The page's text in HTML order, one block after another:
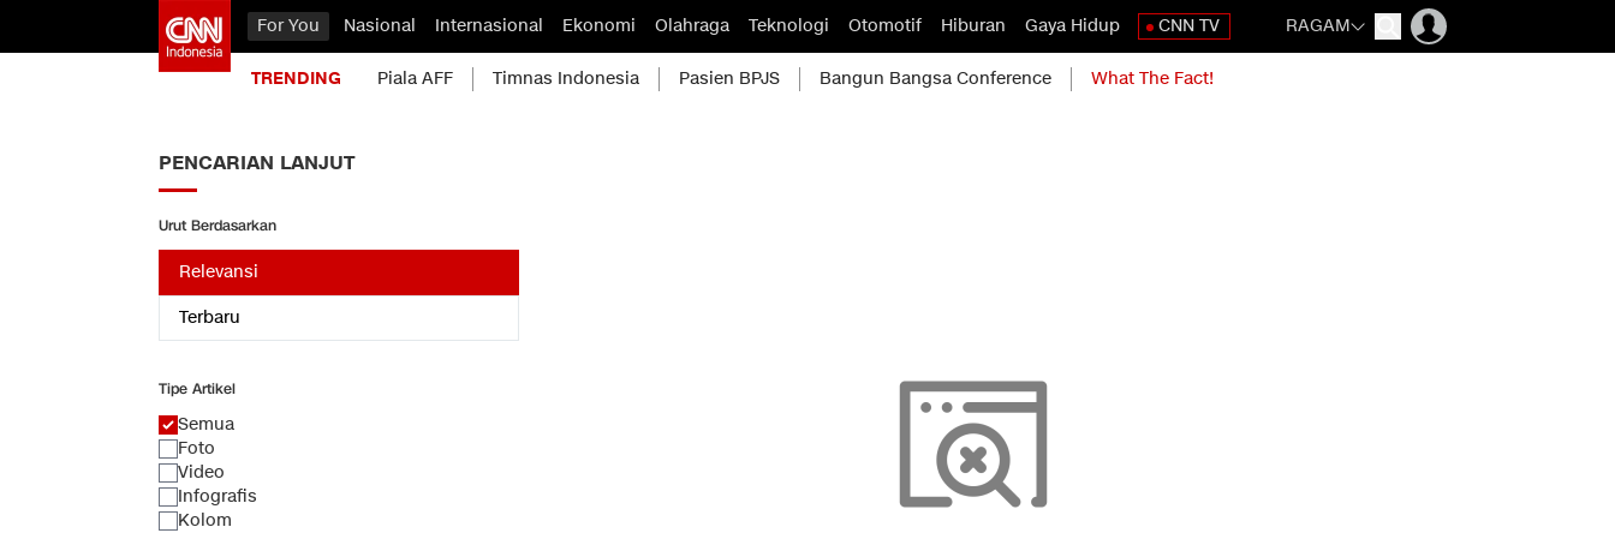
For You Nasional Internasional Ekonomi Olahraga Teknologi Otomotif Hiburan Gaya Hidup CNN TV RAGAM
TRENDING Piala AFF Timnas Indonesia Pasien BPJS Bangun Bangsa Conference What The Fact!
PENCARIAN LANJUT
Urut Berdasarkan
Relevansi
Terbaru
Tipe Artikel
Semua
Foto
Video
Infografis
Kolom